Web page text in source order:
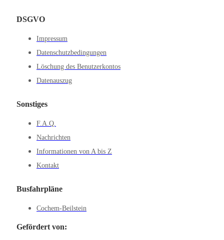
DSGVO
Impressum
Datenschutzbedingungen
Löschung des Benutzerkontos
Datenauszug
Sonstiges
F.A.Q.
Nachrichten
Informationen von A bis Z
Kontakt
Busfahrpläne
Cochem-Beilstein
Gefördert von: